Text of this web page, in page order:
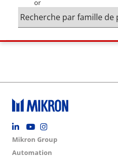
or
Footer social
Group menu
Mikron Group
Automation